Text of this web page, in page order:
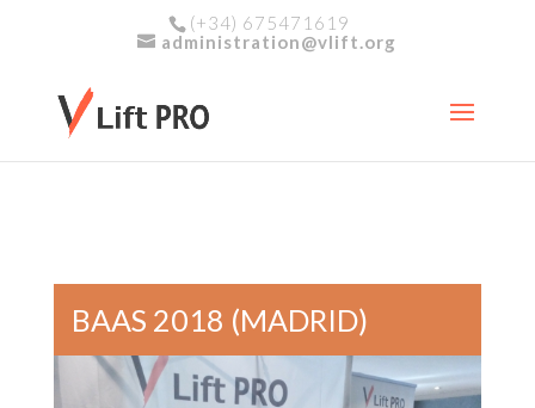
(+34) 675471619
administration@vlift.org
BAAS 2018 (MADRID)